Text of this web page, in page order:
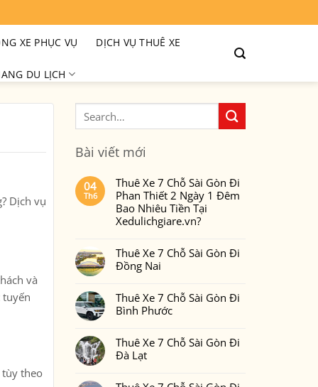
XE PHỤC VỤ DỊCH VỤ THUÊ XE
DU LỊCH
Dịch vụ
và
tuyến
tùy theo
Bài viết mới
04
Th6
Thuê Xe 7 Chỗ Sài Gòn Đi
Phan Thiết 2 Ngày 1 Đêm
Bao Nhiêu Tiền Tại
Xedulichgiare.vn?
bình
luận
ở
7
Chỗ
Sài
Phan
Thiết
2
Ngày
Thuê Xe 7 Chỗ Sài Gòn Đi
Đồng Nai
bình
luận
ở
7
Chỗ
Sài
Đồng
Thuê Xe 7 Chỗ Sài Gòn Đi
Bình Phước
bình
luận
ở
7
Thuê Xe 7 Chỗ Sài Gòn Đi
Đà Lạt